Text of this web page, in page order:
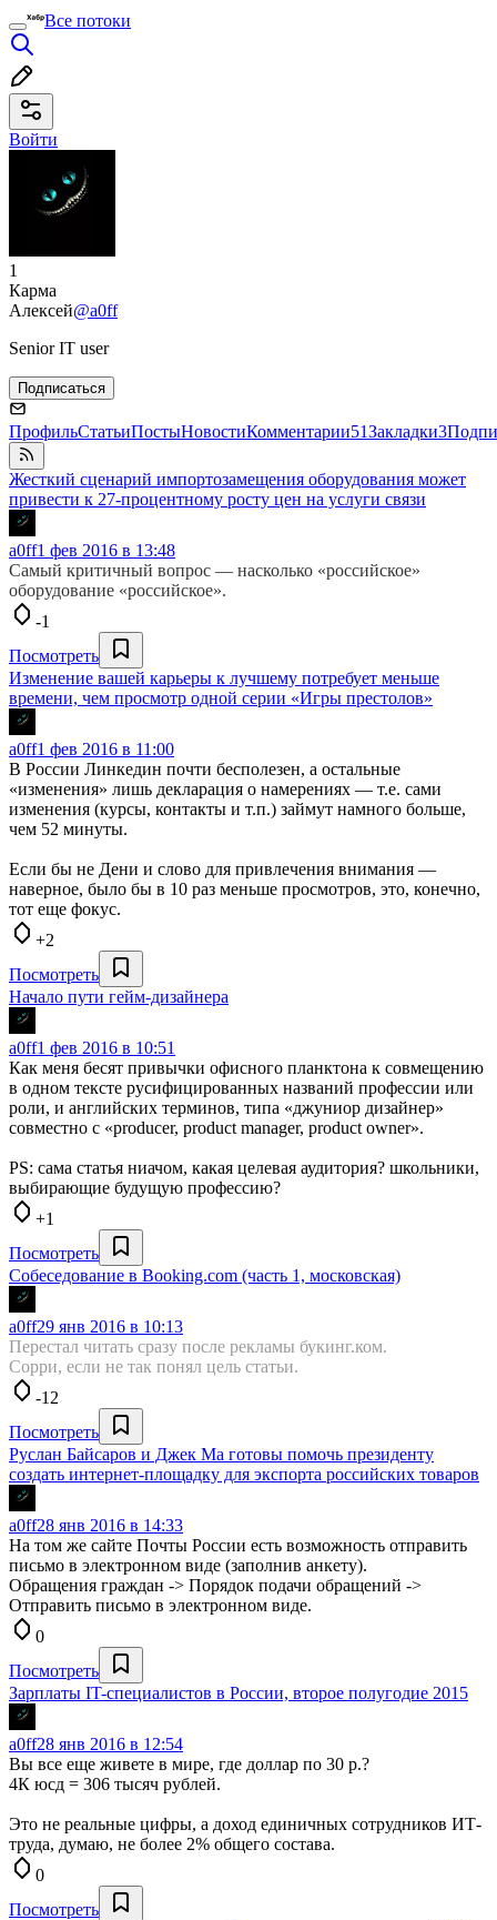
Все потоки
Войти
1
Карма
Алексей@a0ff
Senior IT user
Подписаться
ПрофильСтатьиПостыНовостиКомментарии51Закладки3
Жесткий сценарий импортозамещения оборудования может
привести к 27-процентному росту цен на услуги связи
a0ff1 фев 2016 в 13:48
Самый критичный вопрос — насколько «российское»
оборудование «российское».
-1
Посмотреть
Изменение вашей карьеры к лучшему потребует меньше
времени, чем просмотр одной серии «Игры престолов»
a0ff1 фев 2016 в 11:00
В России Линкедин почти бесполезен, а остальные
«изменения» лишь декларация о намерениях — т.е. сами
изменения (курсы, контакты и т.п.) займут намного больше,
чем 52 минуты.
Если бы не Дени и слово для привлечения внимания —
наверное, было бы в 10 раз меньше просмотров, это, конечно,
тот еще фокус.
+2
Посмотреть
Начало пути гейм-дизайнера
a0ff1 фев 2016 в 10:51
Как меня бесят привычки офисного планктона к совмещению
в одном тексте русифицированных названий профессии или
роли, и английских терминов, типа «джуниор дизайнер»
совместно с «producer, product manager, product owner».
PS: сама статья ниачом, какая целевая аудитория? школьники,
выбирающие будущую профессию?
+1
Посмотреть
Собеседование в Booking.com (часть 1, московская)
a0ff29 янв 2016 в 10:13
Перестал читать сразу после рекламы букинг.ком.
Сорри, если не так понял цель статьи.
-12
Посмотреть
Руслан Байсаров и Джек Ма готовы помочь президенту
создать интернет-площадку для экспорта российских товаров
a0ff28 янв 2016 в 14:33
На том же сайте Почты России есть возможность отправить
письмо в электронном виде (заполнив анкету).
Обращения граждан -> Порядок подачи обращений ->
Отправить письмо в электронном виде.
0
Посмотреть
Зарплаты IT-специалистов в России, второе полугодие 2015
a0ff28 янв 2016 в 12:54
Вы все еще живете в мире, где доллар по 30 р.?
4К юсд = 306 тысяч рублей.
Это не реальные цифры, а доход единичных сотрудников ИТ-
труда, думаю, не более 2% общего состава.
0
Посмотреть